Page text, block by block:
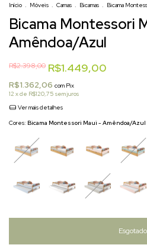
Início . Móveis . Camas . Bicamas . Bicama
Bicama Montessori
Amêndoa/Azul
R$2.398,00 R$1.449,00
R$1.362,06 com Pix
12 x de R$120,75 sem juros
Ver mais detalhes
Cores: Bicama Montessori Maui - Amêndoa/Azul